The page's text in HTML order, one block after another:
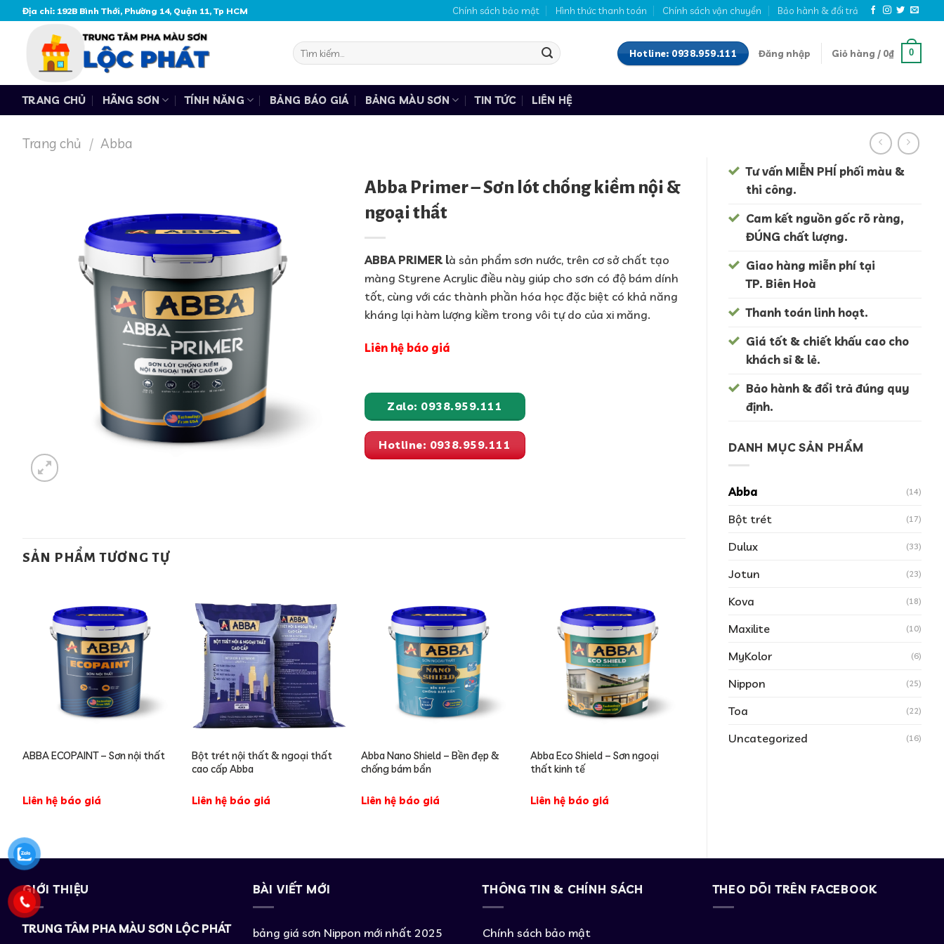
content
Địa chỉ: 192B Bình Thới, Phường 14, Quận 11, Tp HCM Chính sách bảo mật Hình thức thanh toán Chính sách vận chuyển Bảo hành & đổi trả
Tìm
kiếm:
Hotline: 0938.959.111 Đăng nhập Giỏ hàng / 0₫ 0
TRANG CHỦ HÃNG SƠN TÍNH NĂNG BẢNG BÁO GIÁ BẢNG MÀU SƠN TIN TỨC LIÊN HỆ
Trang chủ / Abba
Tư vấn MIỄN PHÍ phối màu &
thi công.
Cam kết nguồn gốc rõ ràng,
ĐÚNG chất lượng.
Giao hàng miễn phí tại
TP. Biên Hoà
Thanh toán linh hoạt.
Giá tốt & chiết khấu cao cho
khách sỉ & lẻ.
Bảo hành & đổi trả đúng quy
định.
DANH MỤC SẢN PHẨM
Abba (14)
Bột trét (17)
Dulux (33)
Jotun (23)
Kova (18)
Maxilite (10)
MyKolor (6)
Nippon (25)
Toa (22)
Uncategorized (16)
Abba Primer – Sơn lót chống kiềm nội &
ngoại thất
ABBA PRIMER là sản phẩm sơn nước, trên cơ sở chất tạo
màng Styrene Acrylic điều này giúp cho sơn có độ bám dính
tốt, cùng với các thành phần hóa học đặc biệt có khả năng
kháng lại hàm lượng kiềm trong vôi tự do của xi măng.
Liên hệ báo giá
Zalo: 0938.959.111
Hotline: 0938.959.111
SẢN PHẨM TƯƠNG TỰ
ABBA ECOPAINT – Sơn nội thất
Liên hệ báo giá
Bột trét nội thất & ngoại thất
cao cấp Abba
Liên hệ báo giá
Abba Nano Shield – Bền đẹp &
chống bám bẩn
Liên hệ báo giá
Abba Eco Shield – Sơn ngoại
thất kinh tế
Liên hệ báo giá
GIỚI THIỆU
TRUNG TÂM PHA MÀU SƠN LỘC PHÁT
BÀI VIẾT MỚI
bảng giá sơn Nippon mới nhất 2025
THÔNG TIN & CHÍNH SÁCH
Chính sách bảo mật
THEO DÕI TRÊN FACEBOOK